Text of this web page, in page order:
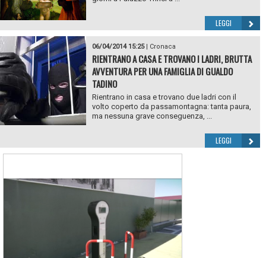
LEGGI
06/04/2014 15:25| Cronaca
RIENTRANO A CASA E TROVANO I LADRI, BRUTTA
AVVENTURA PER UNA FAMIGLIA DI GUALDO
TADINO
Rientrano in casa e trovano due ladri con il
volto coperto da passamontagna: tanta paura,
ma nessuna grave conseguenza, ...
LEGGI